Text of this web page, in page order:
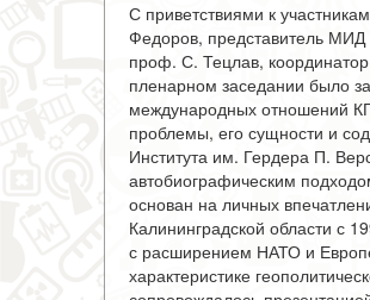
С приветствиями к
Федоров, представитель МИД
проф. С. Тецлав,
пленарном заседании было
международных отношений
проблемы, его сущности и
Института им. Гердера П.
автобиографическим
основан на личных
Калининградской области с
с расширением НАТО и
характеристике